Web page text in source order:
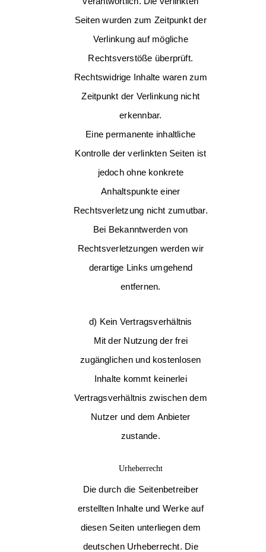
Seiten wurden zum Zeitpunkt der
Verlinkung auf mögliche
Rechtsverstöße überprüft.
Rechtswidrige Inhalte waren zum
Zeitpunkt der Verlinkung nicht
erkennbar.
Eine permanente inhaltliche
Kontrolle der verlinkten Seiten ist
jedoch ohne konkrete
Anhaltspunkte einer
Rechtsverletzung nicht zumutbar.
Bei Bekanntwerden von
Rechtsverletzungen werden wir
derartige Links umgehend
entfernen.
d) Kein Vertragsverhältnis
Mit der Nutzung der frei
zugänglichen und kostenlosen
Inhalte kommt keinerlei
Vertragsverhältnis zwischen dem
Nutzer und dem Anbieter
zustande.
Urheberrecht
Die durch die Seitenbetreiber
erstellten Inhalte und Werke auf
diesen Seiten unterliegen dem
deutschen Urheberrecht. Die